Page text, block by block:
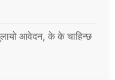
आवेदन, के के चाहिन्छ